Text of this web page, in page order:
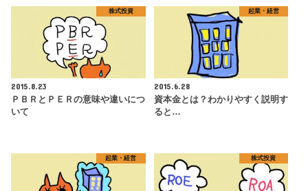
株式投資
2015.8.23
ＰＢＲとＰＥＲの意味や違いにつ
いて
起業・経営
2015.6.28
資本金とは？わかりやすく説明す
ると…
起業・経営 株式投資